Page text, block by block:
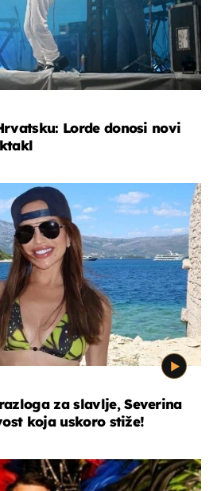
Lorde donosi novi
za slavlje, Severina
koja uskoro stiže!